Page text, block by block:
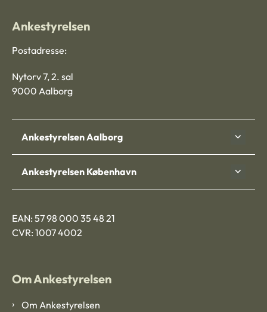
Ankestyrelsen
Postadresse:
Nytorv 7, 2. sal
9000 Aalborg
Ankestyrelsen Aalborg
Ankestyrelsen København
EAN: 57 98 000 35 48 21
CVR: 1007 4002
Om Ankestyrelsen
Om Ankestyrelsen